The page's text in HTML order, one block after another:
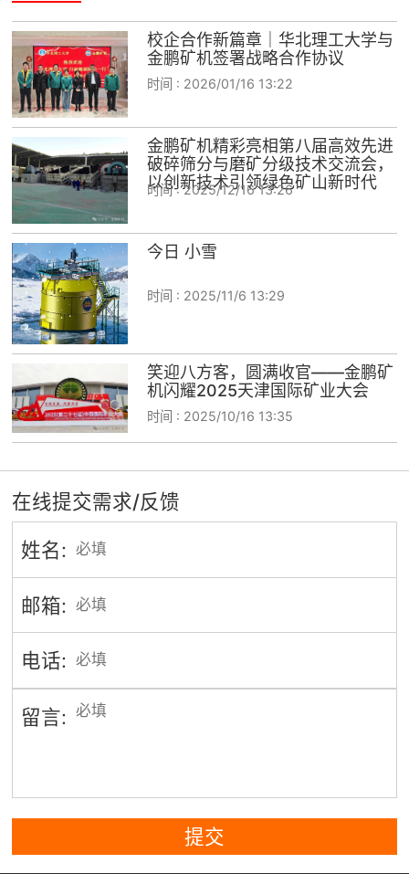
校企合作新篇章｜华北理工大学与
金鹏矿机签署战略合作协议
时间 : 2026/01/16 13:22
金鹏矿机精彩亮相第八届高效先进
破碎筛分与磨矿分级技术交流会，
以创新技术引领绿色矿山新时代
时间 :2025/12/16 13:26
今日 小雪
时间 : 2025/11/6 13:29
笑迎八方客，圆满收官——金鹏矿
机闪耀2025天津国际矿业大会
时间 : 2025/10/16 13:35
在线提交需求/反馈
姓名:
邮箱:
电话:
留言:
提交